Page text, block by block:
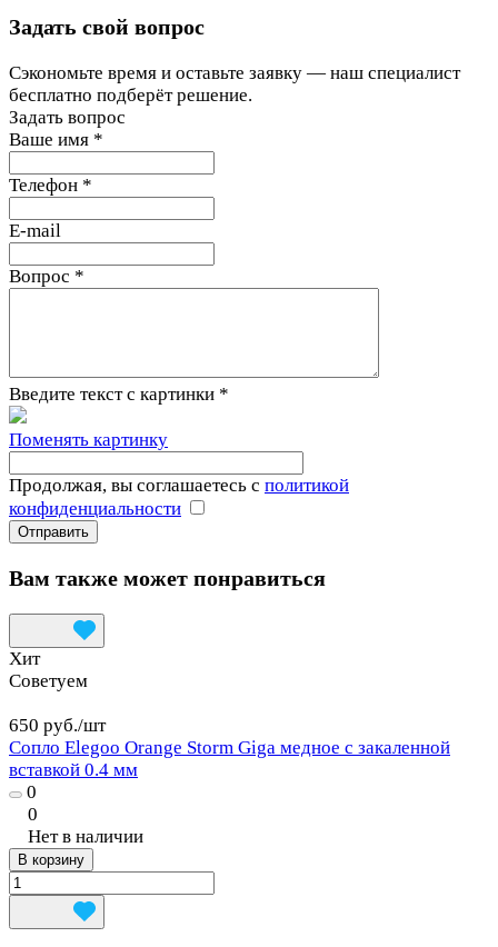
Задать свой вопрос
Сэкономьте время и оставьте заявку — наш специалист
бесплатно подберёт решение.
Задать вопрос
Ваше имя *
Телефон *
E-mail
Вопрос *
Введите текст с картинки *
Поменять картинку
Продолжая, вы соглашаетесь с политикой
конфиденциальности
Вам также может понравиться
Хит
Советуем
650 руб./шт
Сопло Elegoo Orange Storm Giga медное с закаленной
вставкой 0.4 мм
0
0
Нет в наличии
В корзину